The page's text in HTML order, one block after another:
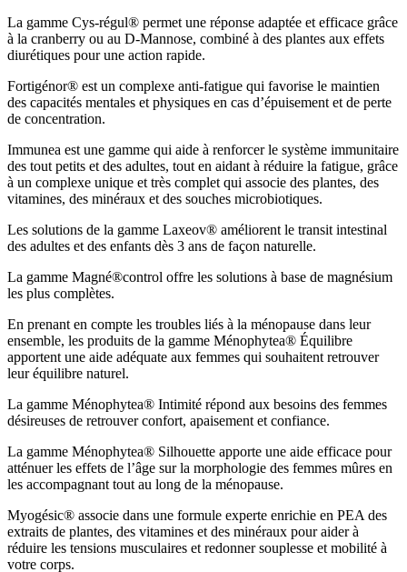
La gamme Cys-régul® permet une réponse adaptée et efficace grâce
à la cranberry ou au D-Mannose, combiné à des plantes aux effets
diurétiques pour une action rapide.
Fortigénor® est un complexe anti-fatigue qui favorise le maintien
des capacités mentales et physiques en cas d’épuisement et de perte
de concentration.
Immunea est une gamme qui aide à renforcer le système immunitaire
des tout petits et des adultes, tout en aidant à réduire la fatigue, grâce
à un complexe unique et très complet qui associe des plantes, des
vitamines, des minéraux et des souches microbiotiques.
Les solutions de la gamme Laxeov® améliorent le transit intestinal
des adultes et des enfants dès 3 ans de façon naturelle.
La gamme Magné®control offre les solutions à base de magnésium
les plus complètes.
En prenant en compte les troubles liés à la ménopause dans leur
ensemble, les produits de la gamme Ménophytea® Équilibre
apportent une aide adéquate aux femmes qui souhaitent retrouver
leur équilibre naturel.
La gamme Ménophytea® Intimité répond aux besoins des femmes
désireuses de retrouver confort, apaisement et confiance.
La gamme Ménophytea® Silhouette apporte une aide efficace pour
atténuer les effets de l’âge sur la morphologie des femmes mûres en
les accompagnant tout au long de la ménopause.
Myogésic® associe dans une formule experte enrichie en PEA des
extraits de plantes, des vitamines et des minéraux pour aider à
réduire les tensions musculaires et redonner souplesse et mobilité à
votre corps.